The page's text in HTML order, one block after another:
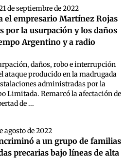
de septiembre de 2022
el empresario Martínez Rojas
por la usurpación y los daños
Argentino y a radio
daños, robo e interrupción
ataque producido en la madrugada
administradas por la
Limitada. Remarcó la afectación de
de ...
agosto de 2022
a un grupo de familias
precarias bajo líneas de alta